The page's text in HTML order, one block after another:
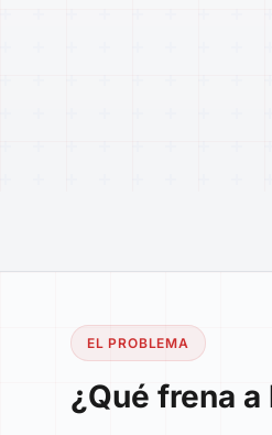
EL PROBLEMA
¿Qué frena